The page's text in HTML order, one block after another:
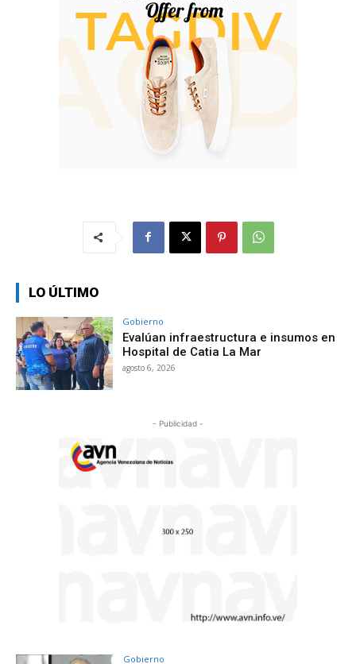
LO ÚLTIMO
Gobierno
Evalúan infraestructura e insumos en
Hospital de Catia La Mar
agosto 6, 2026
- Publicidad -
Gobierno